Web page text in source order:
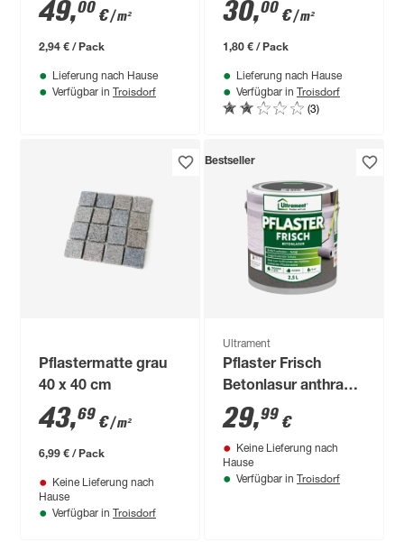
muschelkalkfarben
20 x 30 x 6 cm
49,00 €/ m²
2,94 € / Pack
Lieferung nach Hause
Verfügbar in Troisdorf
30,00 €/ m²
1,80 € / Pack
Lieferung nach Hause
Verfügbar in Troisdorf
(3)
Pflastermatte grau
40 x 40 cm
43,69 €/ m²
6,99 € / Pack
Keine Lieferung nach
Hause
Verfügbar in Troisdorf
Bestseller
Ultrament
Pflaster Frisch
Betonlasur anthrazit
2,5 l
29,99 €
Keine Lieferung nach
Hause
Verfügbar in Troisdorf